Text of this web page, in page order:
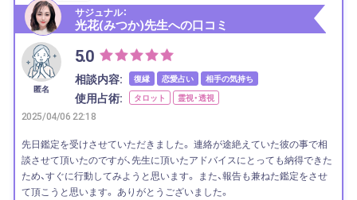
サジュナル：
光花(みつか)先生への口コミ
匿名
5.0
相談内容: 復縁 恋愛占い 相手の気持ち
使用占術: タロット 霊視・透視
2025/04/06 22:18
先日鑑定を受けさせていただきました。 連絡が途絶えていた彼の事で相
談させて頂いたのですが、先生に頂いたアドバイスにとっても納得できた
ため、すぐに行動してみようと思います。 また、報告も兼ねた鑑定をさせ
て頂こうと思います。 ありがとうございました。